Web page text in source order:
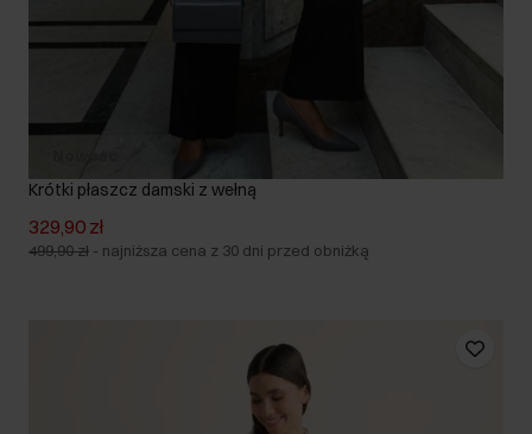
Krótki płaszcz damski z wełną
329,90 zł
499,90 zł - najniższa cena z 30 dni przed obniżką